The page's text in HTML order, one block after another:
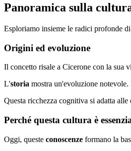
Panoramica sulla
Esploriamo insieme le radici profonde
Origini ed evoluzione
Il concetto risale a Cicerone con la sua
L'storia mostra un'evoluzione
Questa ricchezza cognitiva si adatta
Perché questa cultura è
Oggi, queste conoscenze formano la